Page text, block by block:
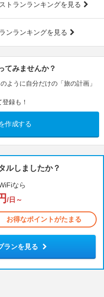
トランランキングを見る
ンランキングを見る
てみませんか？
ように自分だけの「旅の計画」
録も！
作成する
ルしましたか？
なら
/日～
お得なポイントがたまる
ランを見る